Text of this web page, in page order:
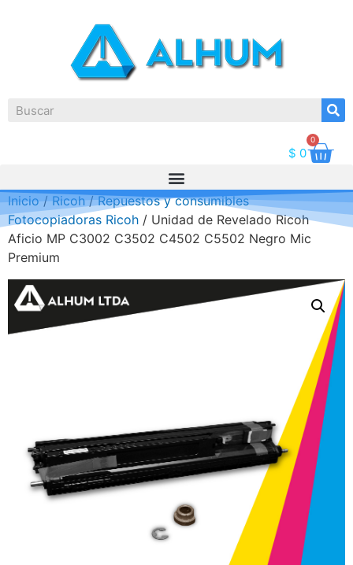
$ 0
0
Inicio/Ricoh/Repuestos y consumibles
Fotocopiadoras Ricoh / Unidad de Revelado Ricoh
Aficio MP C3002 C3502 C4502 C5502 Negro Mic
Premium